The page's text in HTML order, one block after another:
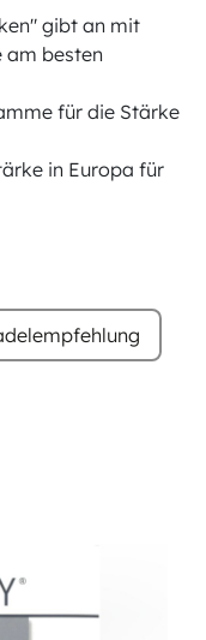
gibt an mit
am besten
für die Stärke
in Europa für